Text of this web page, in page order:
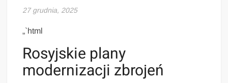
27 grudnia, 2025
„`html
Rosyjskie plany
modernizacji zbrojeń